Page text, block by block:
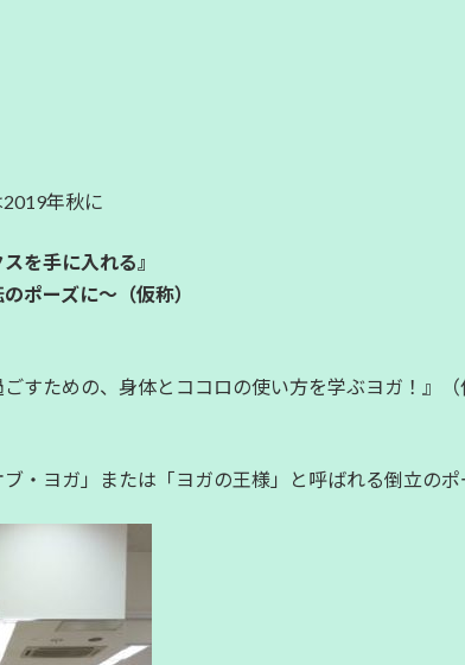
年秋に
を手に入れる』
ポーズに〜（仮称）
ごすための、身体とココロの使い方を学ぶヨガ！』（
・ヨガ」または「ヨガの王様」と呼ばれる倒立の